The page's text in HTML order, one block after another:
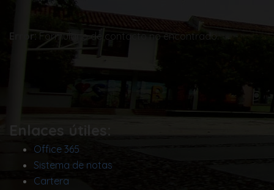
Error: Formulario de contacto no encontrado.
Enlaces útiles:
Office 365
Sistema de notas
Cartera